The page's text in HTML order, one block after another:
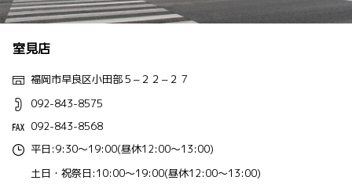
室見店
福岡市早良区小田部５−２２−２７
092-843-8575
092-843-8568
平日:9:30～19:00(昼休12:00～13:00)
土日・祝祭日:10:00～19:00(昼休12:00～13:00)